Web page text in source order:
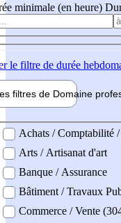
minimale (en heure)
le filtre de durée
filtres de Domaine pro
professionel
Achats / Comptabilité
Arts / Artisanat d'art
Banque / Assurance
Bâtiment / Travaux
Commerce / Vente